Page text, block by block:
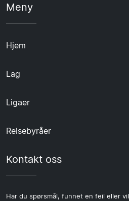
Meny
Hjem
Lag
Ligaer
Reisebyråer
Kontakt oss
Har du spørsmål, funnet en feil eller